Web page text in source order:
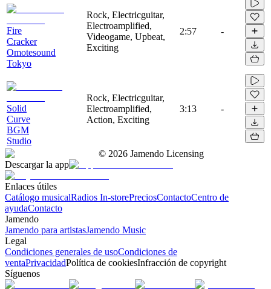
Fire
Cracker
Omotesound
Tokyo
Rock, Electricguitar,
Electroamplified,
Videogame, Upbeat,
Exciting
2:57 -
Solid
Curve
BGM
Studio
Rock, Electricguitar,
Electroamplified,
Action, Exciting
3:13 -
© 2026 Jamendo Licensing
Descargar la app
Enlaces útiles
Catálogo musicalRadios In-storePreciosContactoCentro de
ayudaContacto
Jamendo
Jamendo para artistasJamendo Music
Legal
Condiciones generales de usoCondiciones de
ventaPrivacidadPolítica de cookiesInfracción de copyright
Síguenos